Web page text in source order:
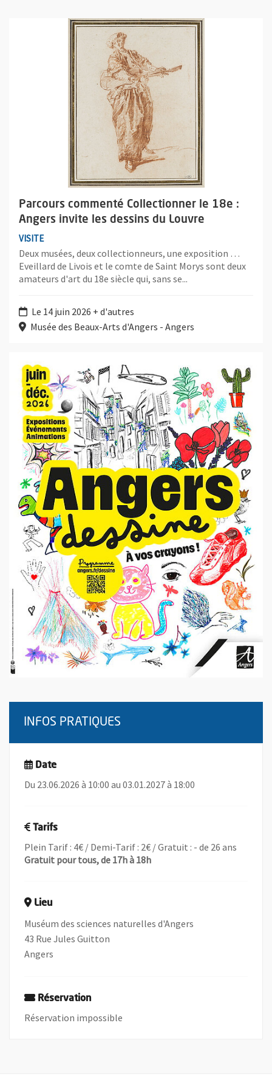
Parcours commenté Collectionner le 18e :
Angers invite les dessins du Louvre
VISITE
Deux musées, deux collectionneurs, une exposition …
Eveillard de Livois et le comte de Saint Morys sont deux
amateurs d'art du 18e siècle qui, sans se...
Le 14 juin 2026 + d'autres
Musée des Beaux-Arts d'Angers - Angers
Plus d'information sur l'évènement : Parcours commenté
INFOS PRATIQUES
Date
Du 23.06.2026 à 10:00 au 03.01.2027 à 18:00
Tarifs
Plein Tarif : 4€ / Demi-Tarif : 2€ / Gratuit : - de 26 ans
Gratuit pour tous, de 17h à 18h
Lieu
Muséum des sciences naturelles d'Angers
43 Rue Jules Guitton
Angers
Réservation
Réservation impossible